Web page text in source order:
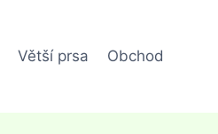
Větší prsa Obchod